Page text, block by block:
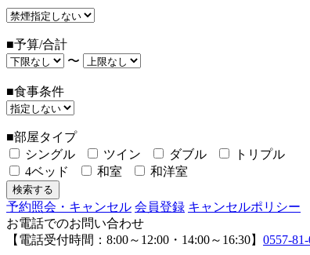
■予算/合計
〜
■食事条件
■部屋タイプ
シングル
ツイン ダブル
トリプル
4ベッド
和室 和洋室
予約照会・キャンセル 会員登録 キャンセルポリシー
お電話でのお問い合わせ
【電話受付時間：8:00～12:00・14:00～16:30】 0557-81-